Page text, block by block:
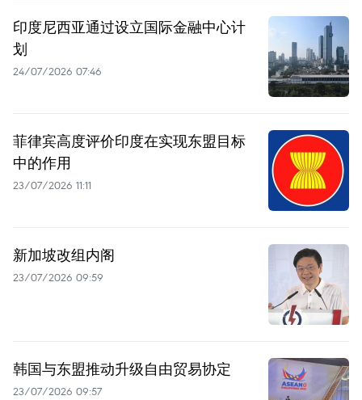
印度尼西亚通过设立国际金融中心计
划
24/07/2026 07:46
菲律宾高度评价印度在实现东盟目标
中的作用
23/07/2026 11:11
新加坡改组内阁
23/07/2026 09:59
韩国与东盟推动升级自由贸易协定
23/07/2026 09:57